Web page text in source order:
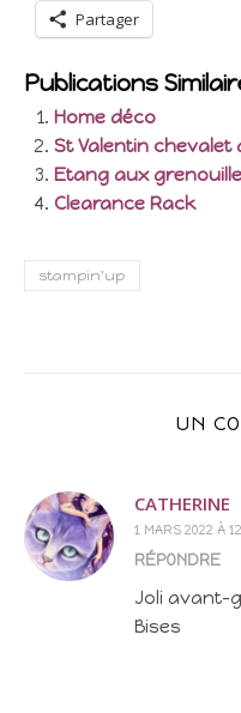
Partager
Publications
Home déco
St Valentin chevalet
Etang aux
Clearance Rack
stampin'up
UN
CATHERINE
1 MARS 2022 À
RÉPONDRE
Joli avant-
Bises